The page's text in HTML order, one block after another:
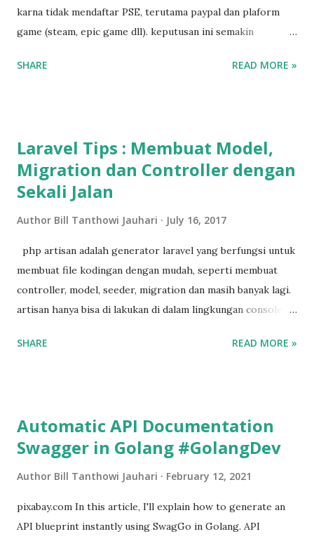
karna tidak mendaftar PSE, terutama paypal dan plaform
game (steam, epic game dll). keputusan ini semakin
malah disetujui untuk beroperasi karna sudah daftar PSE.
banyaknya dan hanya membolehkan akses platform yang
sudah mendaftar yang jumlahnya hanya ratusan. saya
sebagai developer juga merasa aneh banget ini kebijakan
oleh kominfo seperti, github, gitlab, bitbucket, even
website CDN pun di blacklist. astaga wkwkwk. anyway
terlepas dari kebijakan konyol ini, saya mau berbagi tips
cara agar tetep bisa mengakses semua platform tersebut
tanpa ada halangan, yaitu dengan menggunakan VPN. banyak
SHARE READ MORE »
Laravel Tips : Membuat Model,
Migration dan Controller dengan
Sekali Jalan
Author Bill Tanthowi Jauhari July 16, 2017
php artisan adalah generator laravel yang berfungsi untuk
membuat file kodingan dengan mudah, seperti membuat
controller, model, seeder, migration dan masih banyak lagi.
artisan hanya bisa di lakukan di dalam lingkungan console,
membuat controller, model, migration menggunakan php
make:model Blog # membuat migration ketikkan perintah
di bawah ini php artisan make:migration blog # membuat
make:seeder BlogSeeder # membuat migration, controller,
dan model sekaligus ketikkan perintah di bawah ini php
artisan make:model -crm Blog perintah di atas akan
SHARE READ MORE »
Automatic API Documentation
Swagger in Golang #GolangDev
Author Bill Tanthowi Jauhari February 12, 2021
pixabay.com In this article, I'll explain how to generate an
API blueprint instantly using SwagGo in Golang. API